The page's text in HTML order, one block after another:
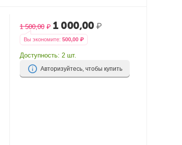
1 500,00 ₽ 1 000,00 ₽
Вы экономите: 500,00 ₽
Доступность: 2 шт.
Авторизуйтесь, чтобы купить